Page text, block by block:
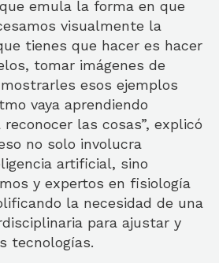
emula la forma en que
visualmente la
tienes que hacer es hacer
tomar imágenes de
esos ejemplos
vaya aprendiendo
las cosas”, explicó
no solo involucra
artificial, sino
y expertos en fisiología
la necesidad de una
para ajustar y
tecnologías.